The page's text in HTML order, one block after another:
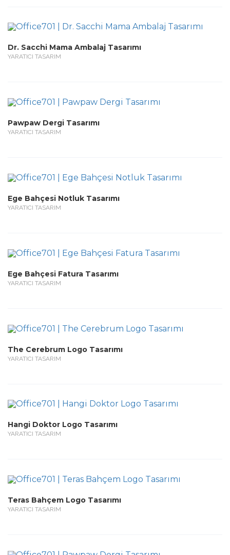
Dr. Sacchi Mama Ambalaj Tasarımı
YARATICI TASARIM
Pawpaw Dergi Tasarımı
YARATICI TASARIM
Ege Bahçesi Notluk Tasarımı
YARATICI TASARIM
Ege Bahçesi Fatura Tasarımı
YARATICI TASARIM
The Cerebrum Logo Tasarımı
YARATICI TASARIM
Hangi Doktor Logo Tasarımı
YARATICI TASARIM
Teras Bahçem Logo Tasarımı
YARATICI TASARIM